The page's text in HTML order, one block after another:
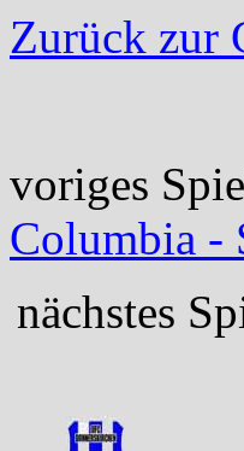
Zurück zur
voriges
Columbia -
nächstes